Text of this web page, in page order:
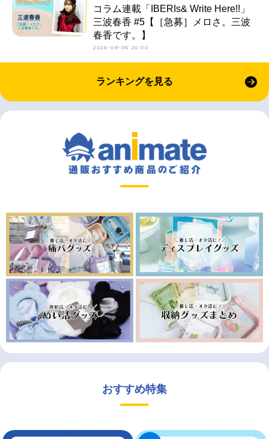
コラム連載「IBERIs& Write Here!!」
三波春香 #5【［急募］メロさ。三波
春香です。】
2026-08-06 20:00
ランキングを見る
おすすめ特集